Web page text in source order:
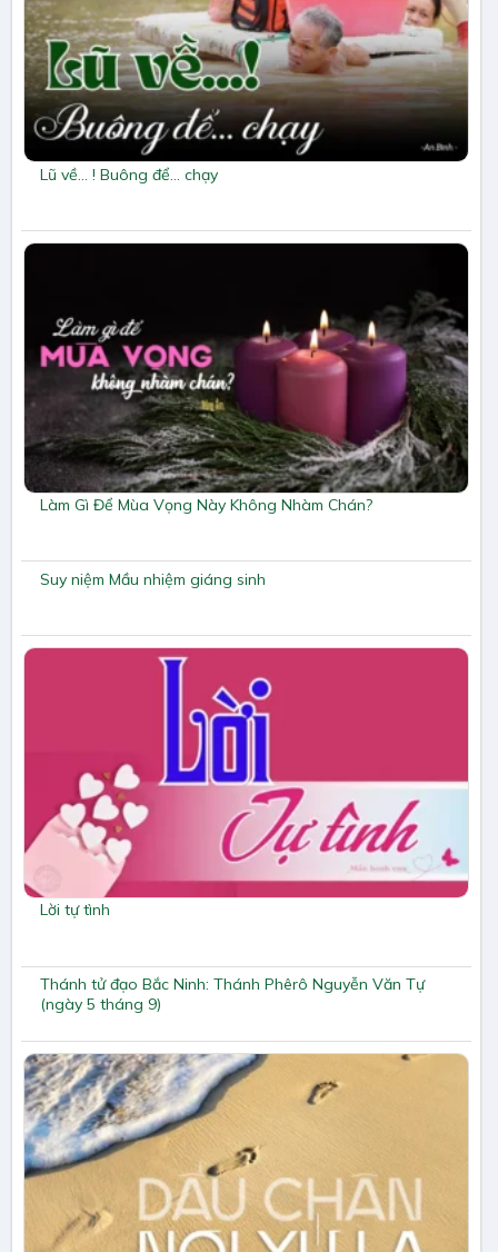
Lũ về… ! Buông để… chạy
Làm Gì Để Mùa Vọng Này Không Nhàm Chán?
Suy niệm Mầu nhiệm giáng sinh
Lời tự tình
Thánh tử đạo Bắc Ninh: Thánh Phêrô Nguyễn Văn Tự
(ngày 5 tháng 9)